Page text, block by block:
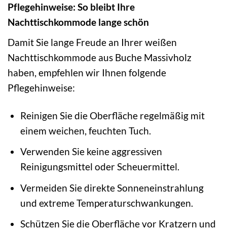
Pflegehinweise: So bleibt Ihre
Nachttischkommode lange schön
Damit Sie lange Freude an Ihrer weißen
Nachttischkommode aus Buche Massivholz
haben, empfehlen wir Ihnen folgende
Pflegehinweise:
Reinigen Sie die Oberfläche regelmäßig mit
einem weichen, feuchten Tuch.
Verwenden Sie keine aggressiven
Reinigungsmittel oder Scheuermittel.
Vermeiden Sie direkte Sonneneinstrahlung
und extreme Temperaturschwankungen.
Schützen Sie die Oberfläche vor Kratzern und